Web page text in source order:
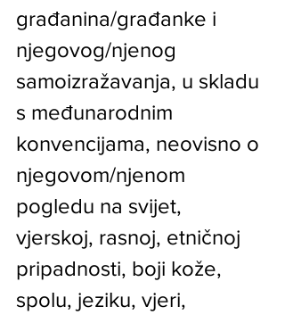
građanina/građanke i
njegovog/njenog
samoizražavanja, u skladu
s međunarodnim
konvencijama, neovisno o
njegovom/njenom
pogledu na svijet,
vjerskoj, rasnoj, etničnoj
pripadnosti, boji kože,
spolu, jeziku, vjeri,